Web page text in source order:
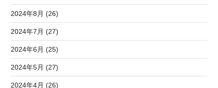
2024年8月 (26)
2024年7月 (27)
2024年6月 (25)
2024年5月 (27)
2024年4月 (26)